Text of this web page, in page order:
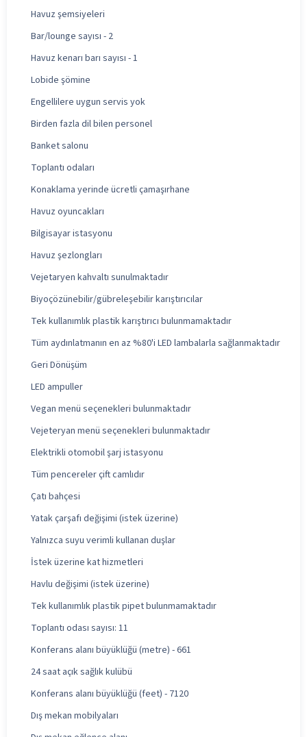
Havuz şemsiyeleri
Bar/lounge sayısı - 2
Havuz kenarı barı sayısı - 1
Lobide şömine
Engellilere uygun servis yok
Birden fazla dil bilen personel
Banket salonu
Toplantı odaları
Konaklama yerinde ücretli çamaşırhane
Havuz oyuncakları
Bilgisayar istasyonu
Havuz şezlongları
Vejetaryen kahvaltı sunulmaktadır
Biyoçözünebilir/gübreleşebilir karıştırıcılar
Tek kullanımlık plastik karıştırıcı bulunmamaktadır
Tüm aydınlatmanın en az %80'i LED lambalarla sağlanmaktadır
Geri Dönüşüm
LED ampuller
Vegan menü seçenekleri bulunmaktadır
Vejeteryan menü seçenekleri bulunmaktadır
Elektrikli otomobil şarj istasyonu
Tüm pencereler çift camlıdır
Çatı bahçesi
Yatak çarşafı değişimi (istek üzerine)
Yalnızca suyu verimli kullanan duşlar
İstek üzerine kat hizmetleri
Havlu değişimi (istek üzerine)
Tek kullanımlık plastik pipet bulunmamaktadır
Toplantı odası sayısı: 11
Konferans alanı büyüklüğü (metre) - 661
24 saat açık sağlık kulübü
Konferans alanı büyüklüğü (feet) - 7120
Dış mekan mobilyaları